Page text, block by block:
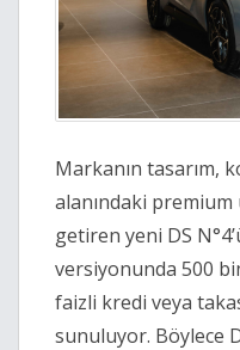
Markanın tasarım,
alanındaki premium
getiren yeni DS
versiyonunda 500
faizli kredi veya
sunuluyor. Böylece